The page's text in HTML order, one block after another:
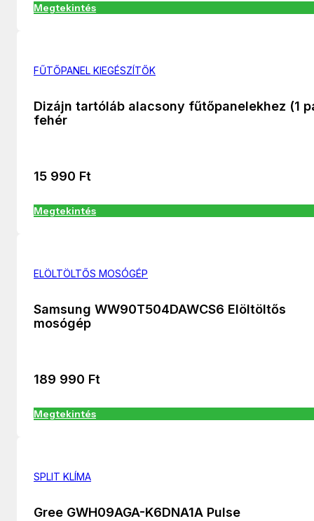
Megtekintés
FŰTŐPANEL KIEGÉSZÍTŐK
Dizájn tartóláb alacsony fűtőpanelekhez (1
fehér
15 990 Ft
Megtekintés
ELÖLTÖLTŐS MOSÓGÉP
Samsung WW90T504DAWCS6 Elöltöltős
mosógép
189 990 Ft
Megtekintés
SPLIT KLÍMA
Gree GWH09AGA-K6DNA1A Pulse